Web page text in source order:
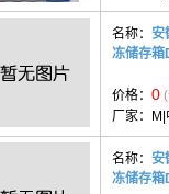
名称： 安
冻储存
价格： 0
厂家： M|
名称： 安
冻储存箱